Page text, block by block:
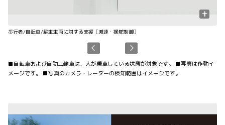
+
歩行者/自転車/駐車車両に対する支援［減速・操舵制御］
■自転車および自動二輪車は、人が乗車している状態が対象です。 ■写真は作動イ
メージです。 ■写真のカメラ・レーダーの検知範囲はイメージです。